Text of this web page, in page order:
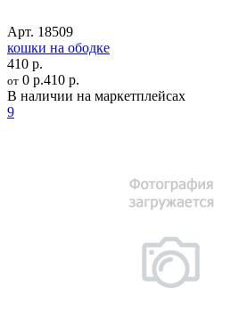
Арт. 18509
кошки на ободке
410 р.
от 0 р.410 р.
В наличии на маркетплейсах
9